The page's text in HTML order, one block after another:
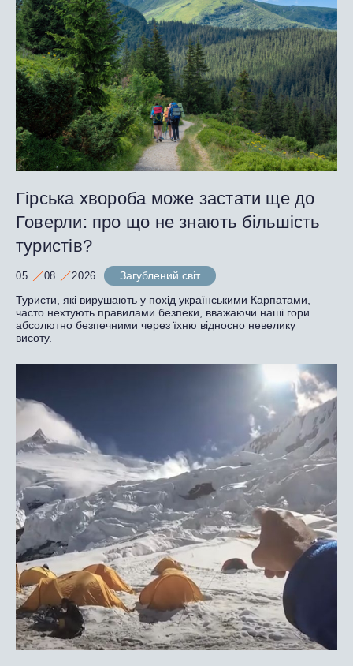
Гірська хвороба може застати ще до
Говерли: про що не знають більшість
туристів?
05 08 2026
Загублений світ
Туристи, які вирушають у похід українськими Карпатами,
часто нехтують правилами безпеки, вважаючи наші гори
абсолютно безпечними через їхню відносно невелику
висоту.